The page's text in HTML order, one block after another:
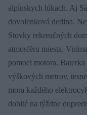
alpínskych lúkach. Aj
dovolenková dedina.
Stovky rekreačných
atmosféru miesta.
pomoci motora.
výškových metrov,
mora každého
dobité na týždne